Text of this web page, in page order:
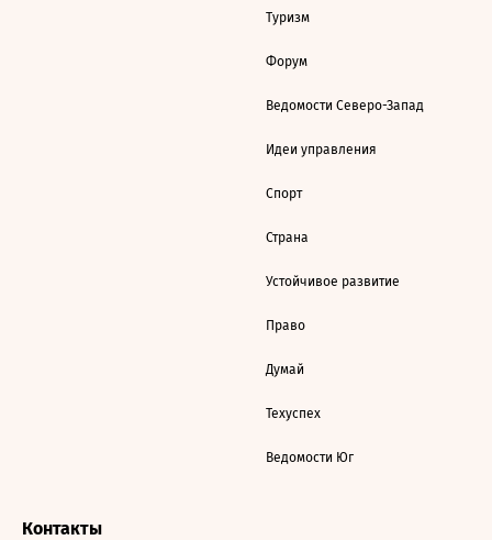
Туризм
Форум
Ведомости Северо-Запад
Идеи управления
Спорт
Страна
Устойчивое развитие
Право
Думай
Техуспех
Ведомости Юг
Контакты